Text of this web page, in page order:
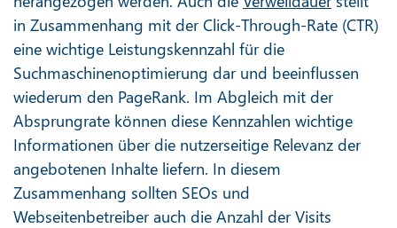
in Zusammenhang mit der Click-Through-Rate (CTR)
eine wichtige Leistungskennzahl für die
Suchmaschinenoptimierung dar und beeinflussen
wiederum den PageRank. Im Abgleich mit der
Absprungrate können diese Kennzahlen wichtige
Informationen über die nutzerseitige Relevanz der
angebotenen Inhalte liefern. In diesem
Zusammenhang sollten SEOs und
Webseitenbetreiber auch die Anzahl der Visits